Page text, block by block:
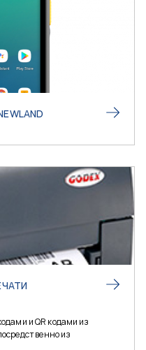
и QR кодами из
из